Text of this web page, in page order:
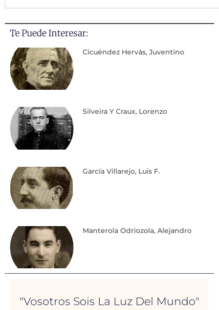
Te Puede Interesar:
Cicuéndez Hervás, Juventino
Silveira Y Craux, Lorenzo
García Villarejo, Luis F.
Manterola Odriozola, Alejandro
"Vosotros Sois La Luz Del Mundo"